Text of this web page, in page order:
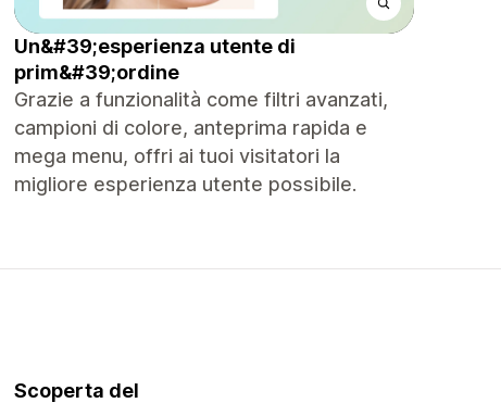
Un&#39;esperienza utente di
prim&#39;ordine
Grazie a funzionalità come filtri avanzati,
campioni di colore, anteprima rapida e
mega menu, offri ai tuoi visitatori la
migliore esperienza utente possibile.
Scoperta del